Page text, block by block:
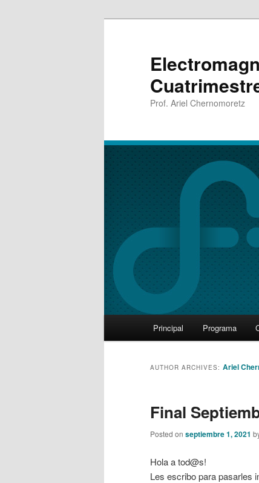
Prof. Ariel Chernomoretz
Skip
content
Skip
content
Principal Programa
AUTHOR ARCHIVES: Ariel
Final
Posted on septiembre 1, 2021
Hola a tod@s!
Les escribo para pasarles